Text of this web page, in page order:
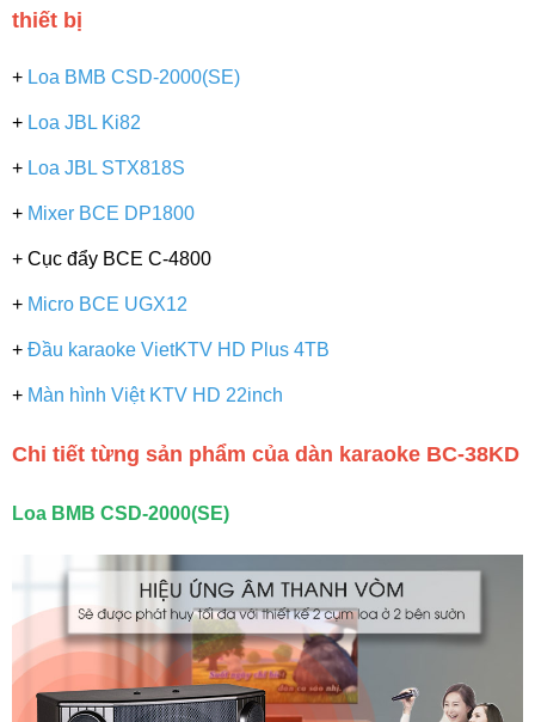
thiết bị
+ Loa BMB CSD-2000(SE)
+ Loa JBL Ki82
+ Loa JBL STX818S
+ Mixer BCE DP1800
+ Cục đẩy BCE C-4800
+ Micro BCE UGX12
+ Đầu karaoke VietKTV HD Plus 4TB
+ Màn hình Việt KTV HD 22inch
Chi tiết từng sản phẩm của dàn karaoke BC-38KD
Loa BMB CSD-2000(SE)